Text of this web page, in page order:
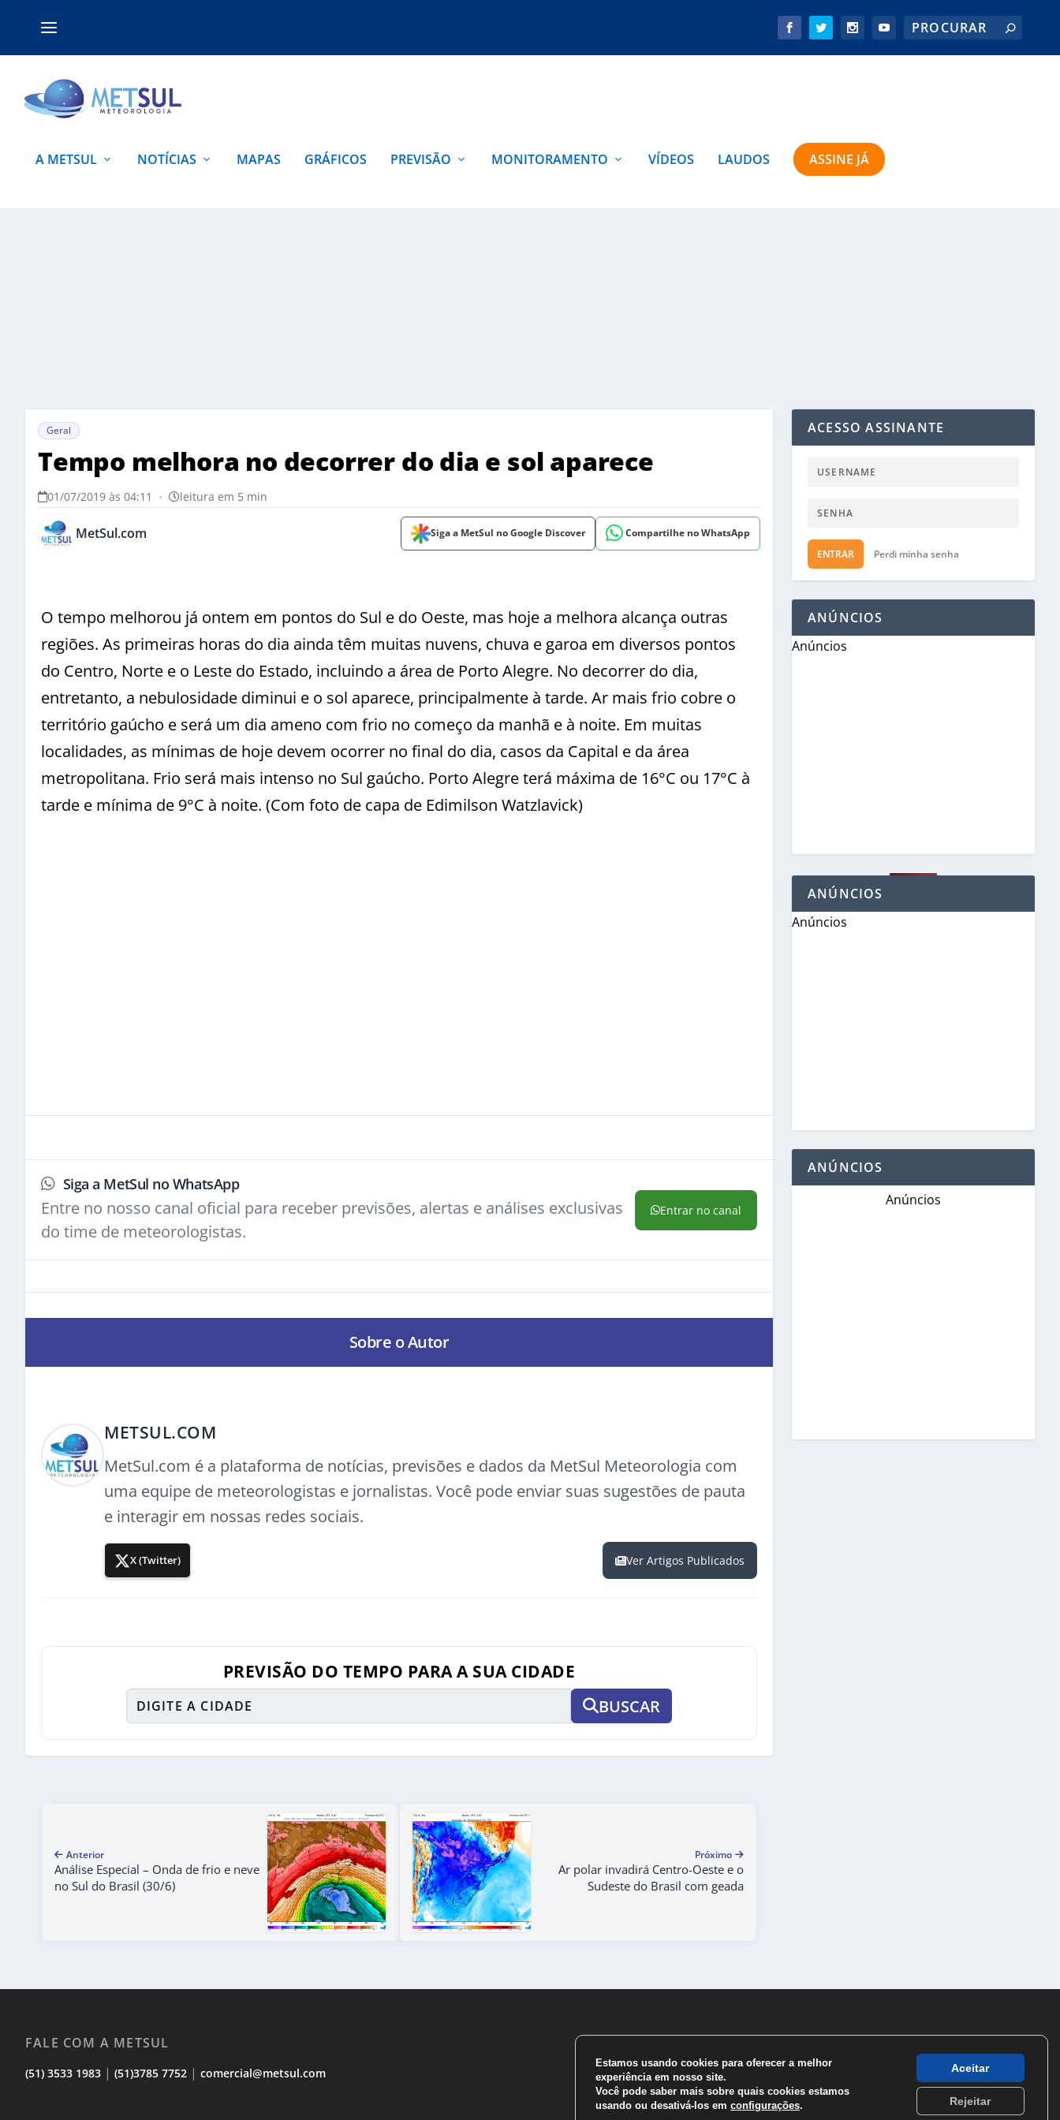
A METSUL NOTÍCIAS MAPAS GRÁFICOS PREVISÃO MONITORAMENTO VÍDEOS LAUDOS ASSINE JÁ
Geral
Tempo melhora no decorrer do dia e sol aparece
01/07/2019 às 04:11 • leitura em 5 min
MetSul.com Siga a MetSul no Google Discover Compartilhe no WhatsApp
O tempo melhorou já ontem em pontos do Sul e do Oeste, mas hoje a melhora alcança outras
regiões. As primeiras horas do dia ainda têm muitas nuvens, chuva e garoa em diversos pontos
do Centro, Norte e o Leste do Estado, incluindo a área de Porto Alegre. No decorrer do dia,
entretanto, a nebulosidade diminui e o sol aparece, principalmente à tarde. Ar mais frio cobre o
território gaúcho e será um dia ameno com frio no começo da manhã e à noite. Em muitas
localidades, as mínimas de hoje devem ocorrer no final do dia, casos da Capital e da área
metropolitana. Frio será mais intenso no Sul gaúcho. Porto Alegre terá máxima de 16°C ou 17°C à
tarde e mínima de 9°C à noite. (Com foto de capa de Edimilson Watzlavick)
Siga a MetSul no WhatsApp
Entre no nosso canal oficial para receber previsões, alertas e análises exclusivas
do time de meteorologistas.
Entrar no canal
Sobre o Autor
METSUL.COM
MetSul.com é a plataforma de notícias, previsões e dados da MetSul Meteorologia com
uma equipe de meteorologistas e jornalistas. Você pode enviar suas sugestões de pauta
e interagir em nossas redes sociais.
X (Twitter) Ver Artigos Publicados
PREVISÃO DO TEMPO PARA A SUA CIDADE
BUSCAR
Anterior
Análise Especial – Onda de frio e neve
no Sul do Brasil (30/6)
Próximo
Ar polar invadirá Centro-Oeste e o
Sudeste do Brasil com geada
ACESSO ASSINANTE
ENTRAR Perdi minha senha
ANÚNCIOS
Anúncios
ANÚNCIOS
Anúncios
ANÚNCIOS
Anúncios
FALE COM A METSUL
(51) 3533 1983 | (51)3785 7752 | comercial@metsul.com
Estamos usando cookies para oferecer a melhor
experiência em nosso site.
Você pode saber mais sobre quais cookies estamos
usando ou desativá-los em configurações.
Aceitar
Rejeitar